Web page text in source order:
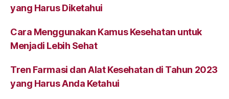
yang Harus Diketahui
Cara Menggunakan Kamus Kesehatan untuk
Menjadi Lebih Sehat
Tren Farmasi dan Alat Kesehatan di Tahun 2023
yang Harus Anda Ketahui